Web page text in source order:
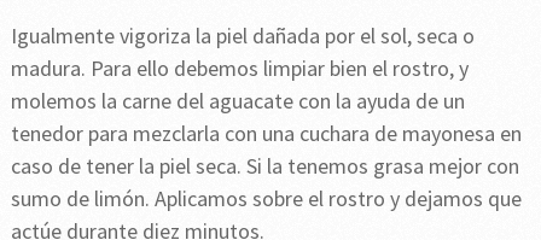
Igualmente vigoriza la piel dañada por el sol, seca o
madura. Para ello debemos limpiar bien el rostro, y
molemos la carne del aguacate con la ayuda de un
tenedor para mezclarla con una cuchara de mayonesa en
caso de tener la piel seca. Si la tenemos grasa mejor con
sumo de limón. Aplicamos sobre el rostro y dejamos que
actúe durante diez minutos.